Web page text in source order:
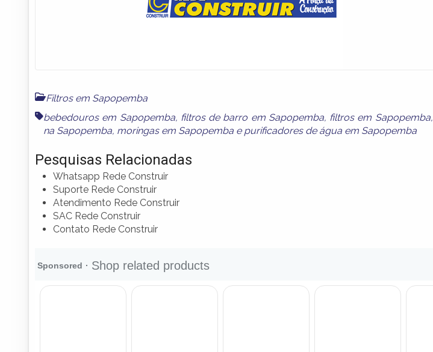
Filtros em Sapopemba
bebedouros em Sapopemba, filtros de barro em Sapopemba, filtros em Sapopemba,
na Sapopemba, moringas em Sapopemba e purificadores de água em Sapopemba
Pesquisas Relacionadas
Whatsapp Rede Construir
Suporte Rede Construir
Atendimento Rede Construir
SAC Rede Construir
Contato Rede Construir